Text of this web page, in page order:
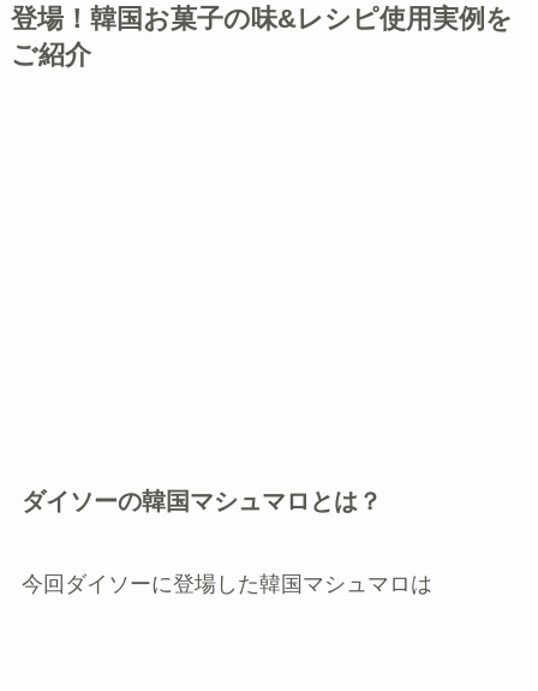
登場！韓国お菓子の味&レシピ使用実例を
ご紹介
ダイソーの韓国マシュマロとは？
今回ダイソーに登場した韓国マシュマロは